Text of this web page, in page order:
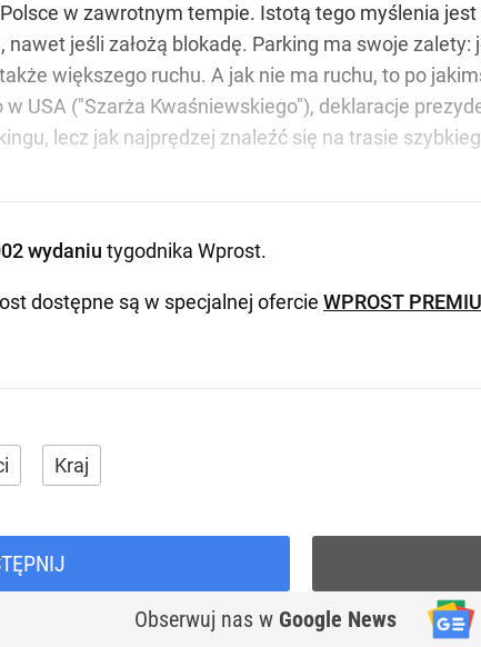
w zawrotnym tempie. Istotą tego myślenia
jeśli założą blokadę. Parking ma swoje
większego ruchu. A jak nie ma ruchu, to po
USA ("Szarża Kwaśniewskiego"), deklaracje
lecz jak najprędzej znaleźć się na trasie
wydaniu tygodnika Wprost.
dostępne są w specjalnej ofercie WPROST
Kraj
Obserwuj nas w Google News